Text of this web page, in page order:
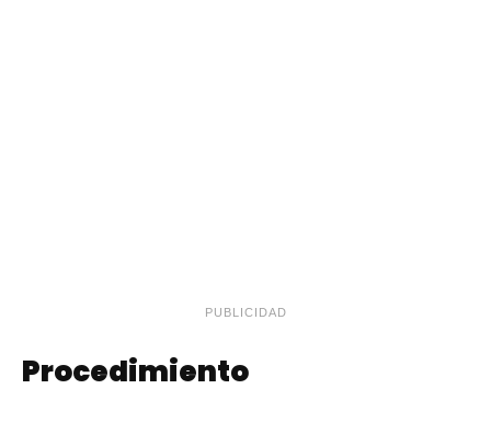
PUBLICIDAD
Procedimiento